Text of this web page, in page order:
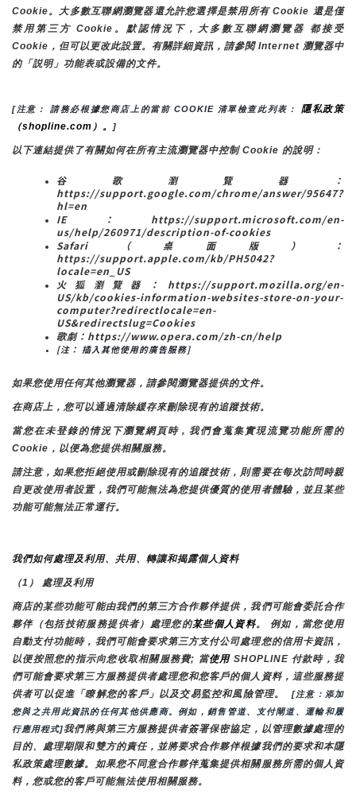
Cookie。大多數互聯網瀏覽器還允許您選擇是禁用所有 Cookie 還是僅
禁用第三方 Cookie。默認情況下，大多數互聯網瀏覽器 都接受
Cookie，但可以更改此設置。有關詳細資訊，請參閱 Internet 瀏覽器中
的「説明」功能表或設備的文件。
[注意： 請務必根據您商店上的當前 COOKIE 清單檢查此列表： 隱私政策
（shopline.com）。
]
以下連結提供了有關如何在所有主流瀏覽器中控制 Cookie 的說明：
谷歌瀏覽器：
https://support.google.com/chrome/answer/95647?
hl=en
IE：https://support.microsoft.com/en-
us/help/260971/description-of-cookies
Safari（桌面版）：
https://support.apple.com/kb/PH5042?
locale=en_US
火狐瀏覽器：https://support.mozilla.org/en-
US/kb/cookies-information-websites-store-on-your-
computer?redirectlocale=en-
US&redirectslug=Cookies
歌劇：https://www.opera.com/zh-cn/help
[注： 插入其他使用的廣告服務]
如果您使用任何其他瀏覽器，請參閱瀏覽器提供的文件。
在商店上，您可以通過清除緩存來刪除現有的追蹤技術。
當您在未登錄的情況下瀏覽網頁時，我們會蒐集實現流覽功能所需的
Cookie，以便為您提供相關服務。
請注意，如果您拒絕使用或刪除現有的追蹤技術，則需要在每次訪問時親
自更改使用者設置，我們可能無法為您提供優質的使用者體驗，並且某些
功能可能無法正常運行。
我們如何處理及利用、共用、轉讓和揭露個人資料
（1） 處理及利用
商店的某些功能可能由我們的第三方合作夥伴提供，我們可能會委託合作
夥伴（包括技術服務提供者）處理您的某些個人資料。 例如，當您使用
自動支付功能時，我們可能會要求第三方支付公司處理您的信用卡資訊，
以便按照您的指示向您收取相關服務費; 當使用 SHOPLINE 付款時，我
們可能會要求第三方服務提供者處理您和您客戶的個人資料，這些服務提
供者可以促進「瞭解您的客戶」以及交易監控和風險管理。
[注意：添加
您與之共用此資訊的任何其他供應商。例如，銷售管道、支付閘道、運輸和履
行應用程式]我們將與第三方服務提供者簽署保密協定，以管理數據處理的
目的、處理期限和雙方的責任，並將要求合作夥伴根據我們的要求和本隱
私政策處理數據。如果您不同意合作夥伴蒐集提供相關服務所需的個人資
料，您或您的客戶可能無法使用相關服務。